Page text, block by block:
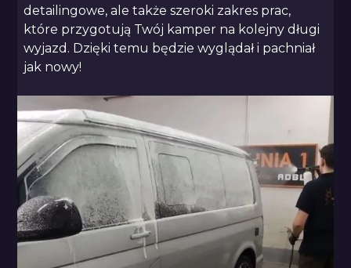
detailingowe, ale także szeroki zakres prac,
które przygotują Twój kamper na kolejny długi
wyjazd. Dzięki temu będzie wyglądał i pachniał
jak nowy!